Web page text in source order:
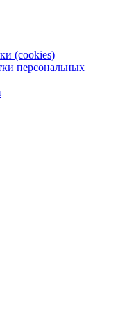
(cookies)
персональных